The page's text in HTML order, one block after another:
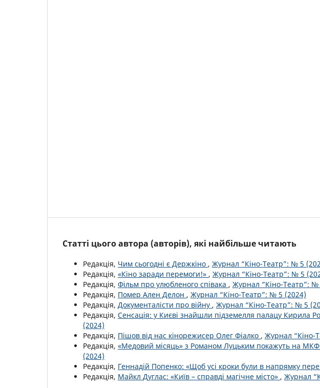
Статті цього автора (авторів), які найбільше читають
Редакція, Чим сьогодні є Держкіно , Журнал “Кіно-Театр”: № 5
Редакція, «Кіно заради перемоги!» , Журнал “Кіно-Театр”: № 5
Редакція, Фільм про улюбленого співака , Журнал “Кіно-Театр”: №
Редакція, Помер Ален Делон , Журнал “Кіно-Театр”: № 5 (2024)
Редакція, Документалісти про війну , Журнал “Кіно-Театр”: № 5
Редакція, Сенсація: у Києві знайшли підземелля палацу Кирила
(2024)
Редакція, Пішов від нас кінорежисер Олег Фіалко , Журнал “Кіно-
Редакція, «Медовий місяць» з Романом Луцьким покажуть на МКФ
(2024)
Редакція, Геннадій Попенко: «Щоб усі кроки були в напрямку
Редакція, Майкл Дуглас: «Київ – справді магічне місто» , Журнал